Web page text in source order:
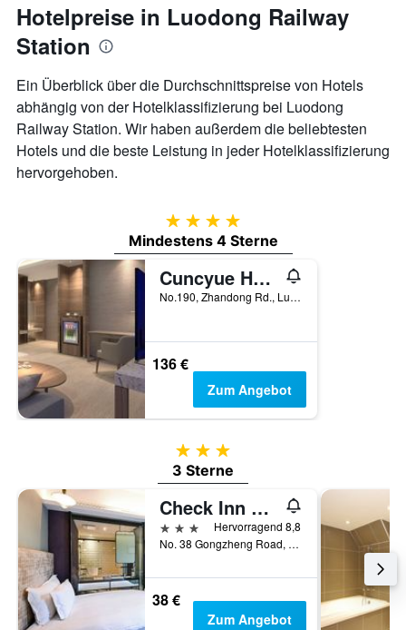
Hotelpreise in Luodong Railway
Station
Ein Überblick über die Durchschnittspreise von Hotels
abhängig von der Hotelklassifizierung bei Luodong
Railway Station. Wir haben außerdem die beliebtesten
Hotels und die beste Leistung in jeder Hotelklassifizierung
hervorgehoben.
4 Sterne
Mindestens 4 Sterne
Cuncyue Hot Spring Resort
No.190, Zhandong Rd., Luodong Township, Taiwan
136 €
Zum Angebot
3 Sterne
3 Sterne
Check Inn Hive
3 Sterne
Hervorragend 8,8
No. 38 Gongzheng Road, Luodong Township, Taiwan
38 €
Zum Angebot